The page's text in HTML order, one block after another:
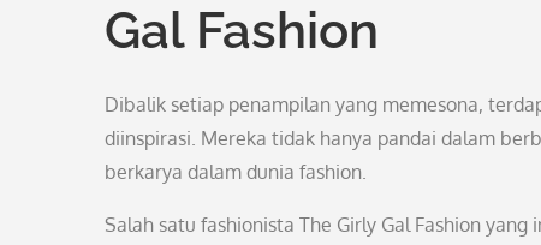
Gal Fashion
Dibalik setiap penampilan yang memesona,
diinspirasi. Mereka tidak hanya pandai dalam
berkarya dalam dunia fashion.
Salah satu fashionista The Girly Gal Fashion